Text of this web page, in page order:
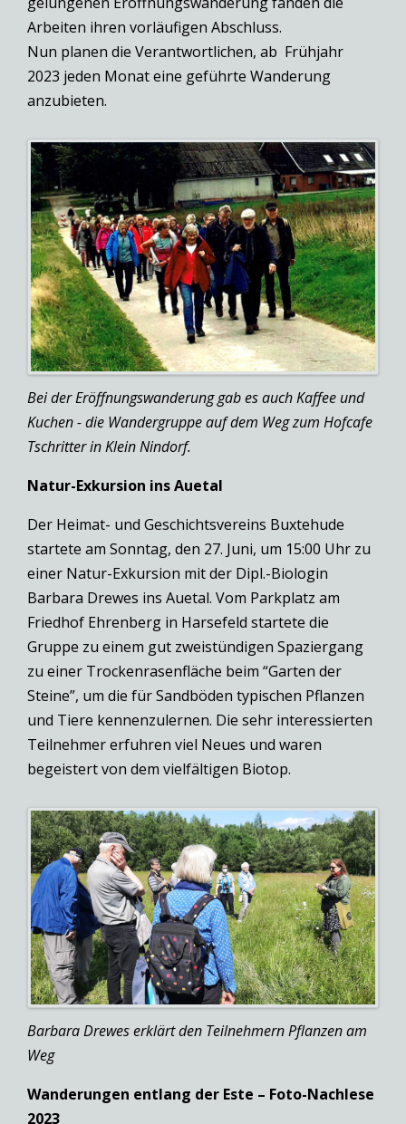
Arbeiten ihren vorläufigen Abschluss.
Nun planen die Verantwortlichen, ab Frühjahr
2023 jeden Monat eine geführte Wanderung
anzubieten.
Bei der Eröffnungswanderung gab es auch Kaffee und
Kuchen - die Wandergruppe auf dem Weg zum Hofcafe
Tschritter in Klein Nindorf.
Natur-Exkursion ins Auetal
Der Heimat- und Geschichtsvereins Buxtehude
startete am Sonntag, den 27. Juni, um 15:00 Uhr zu
einer Natur-Exkursion mit der Dipl.-Biologin
Barbara Drewes ins Auetal. Vom Parkplatz am
Friedhof Ehrenberg in Harsefeld startete die
Gruppe zu einem gut zweistündigen Spaziergang
zu einer Trockenrasenfläche beim “Garten der
Steine”, um die für Sandböden typischen Pflanzen
und Tiere kennenzulernen. Die sehr interessierten
Teilnehmer erfuhren viel Neues und waren
begeistert von dem vielfältigen Biotop.
Barbara Drewes erklärt den Teilnehmern Pflanzen am
Weg
Wanderungen entlang der Este – Foto-Nachlese
2023